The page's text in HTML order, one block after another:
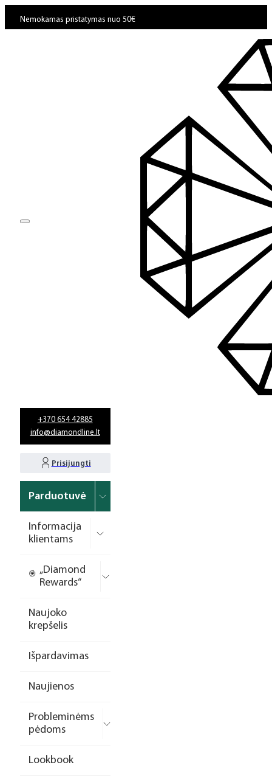
Nemokamas pristatymas nuo 50€
+370 654 42885
info@diamondline.lt
Prisijungti
Parduotuvė
Informacija
klientams
„Diamond
Rewards“
Naujoko
krepšelis
Išpardavimas
Naujienos
Probleminėms
pėdoms
Lookbook